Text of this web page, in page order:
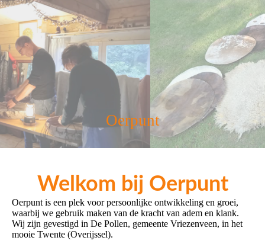
Oerpunt
Welkom bij Oerpunt
Oerpunt is een plek voor persoonlijke ontwikkeling en groei,
waarbij we gebruik maken van de kracht van adem en klank.
Wij zijn gevestigd in De Pollen, gemeente Vriezenveen, in het
mooie Twente (Overijssel).